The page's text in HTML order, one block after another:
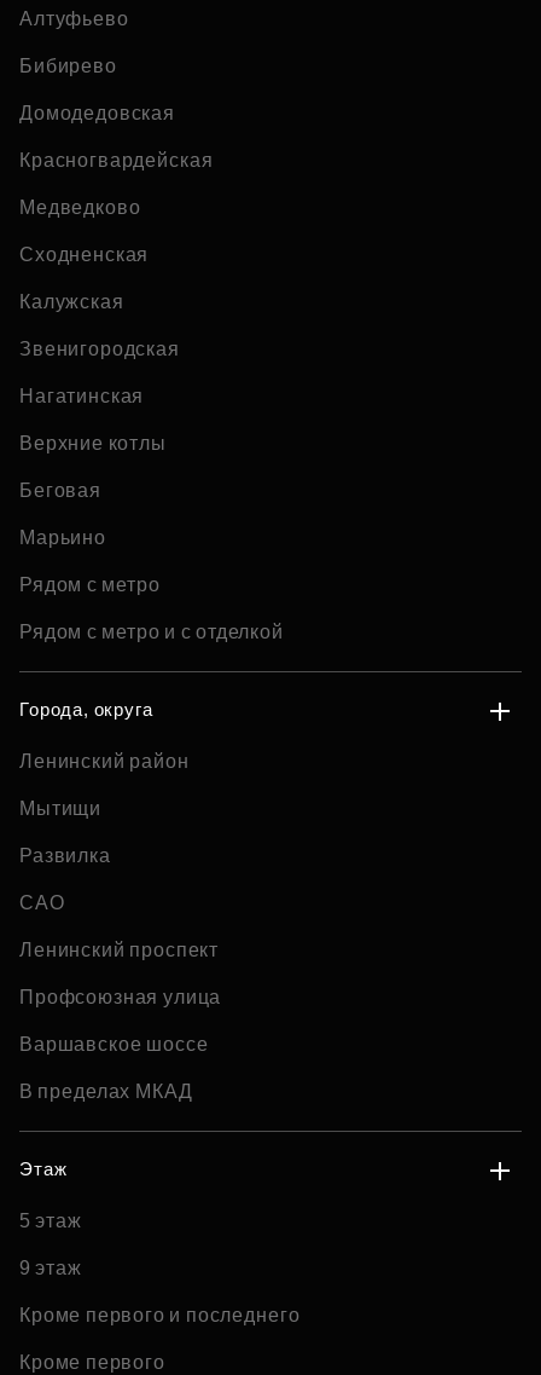
Алтуфьево
Бибирево
Домодедовская
Красногвардейская
Медведково
Сходненская
Калужская
Звенигородская
Нагатинская
Верхние котлы
Беговая
Марьино
Рядом с метро
Рядом с метро и с отделкой
Города, округа
Ленинский район
Мытищи
Развилка
САО
Ленинский проспект
Профсоюзная улица
Варшавское шоссе
В пределах МКАД
Этаж
5 этаж
9 этаж
Кроме первого и последнего
Кроме первого